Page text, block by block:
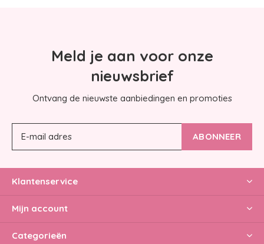
Meld je aan voor onze
nieuwsbrief
Ontvang de nieuwste aanbiedingen en promoties
ABONNEER
Klantenservice
Mijn account
Categorieën